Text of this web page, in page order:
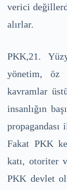
verici
alırlar.
PKK,21.
yönetim, öz
kavramlar
insanlığın
Fakat PKK
katı, otoriter
PKK devlet